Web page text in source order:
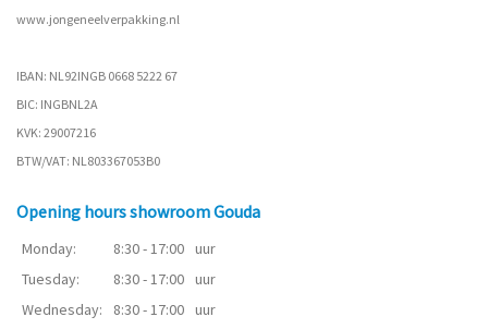
www.jongeneelverpakking.nl
IBAN: NL92INGB 0668 5222 67
BIC: INGBNL2A
KVK: 29007216
BTW/VAT: NL803367053B0
Opening hours showroom Gouda
Monday: 8:30 - 17:00 uur
Tuesday:
8:30 - 17:00 uur
Wednesday:
8:30 - 17:00 uur